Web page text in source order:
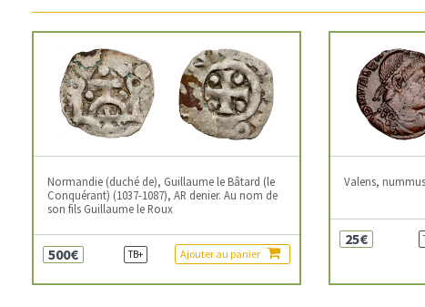
Normandie (duché de), Guillaume le Bâtard (le
Conquérant) (1037-1087), AR denier. Au nom de
son fils Guillaume le Roux
500€ TB+ Ajouter au panier
Valens,
25€